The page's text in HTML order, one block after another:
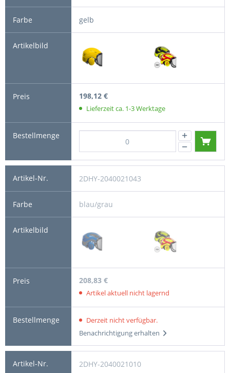
gelb
198,12 €
Lieferzeit ca. 1-3 Werktage
2DHY-2040021043
blau/grau
208,83 €
Artikel aktuell nicht lagernd
Derzeit nicht verfügbar.
Benachrichtigung erhalten
2DHY-2040021010